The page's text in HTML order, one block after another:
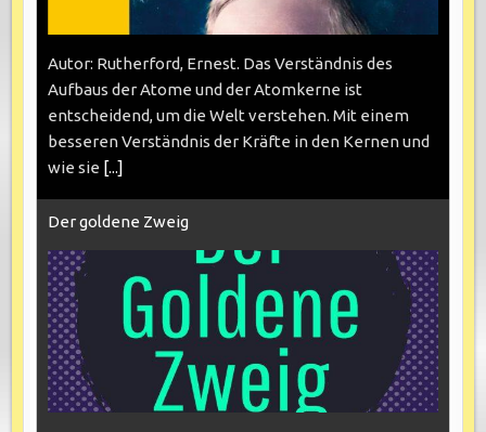
Autor: Rutherford, Ernest. Das Verständnis des
Aufbaus der Atome und der Atomkerne ist
entscheidend, um die Welt verstehen. Mit einem
besseren Verständnis der Kräfte in den Kernen und
wie sie [...]
Der goldene Zweig